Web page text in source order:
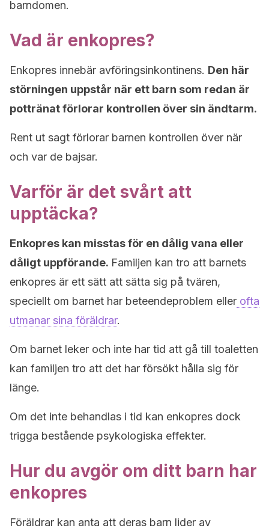
barndomen.
Vad är enkopres?
Enkopres innebär avföringsinkontinens. Den här
störningen uppstår när ett barn som redan är
pottränat förlorar kontrollen över sin ändtarm.
Rent ut sagt förlorar barnen kontrollen över när
och var de bajsar.
Varför är det svårt att
upptäcka?
Enkopres kan misstas för en dålig vana eller
dåligt uppförande. Familjen kan tro att barnets
enkopres är ett sätt att sätta sig på tvären,
speciellt om barnet har beteendeproblem eller ofta
utmanar sina föräldrar.
Om barnet leker och inte har tid att gå till toaletten
kan familjen tro att det har försökt hålla sig för
länge.
Om det inte behandlas i tid kan enkopres dock
trigga bestående psykologiska effekter.
Hur du avgör om ditt barn har
enkopres
Föräldrar kan anta att deras barn lider av